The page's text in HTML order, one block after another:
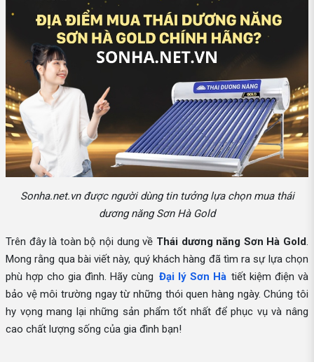
Sonha.net.vn được người dùng tin tưởng lựa chọn mua thái
dương năng Sơn Hà Gold
Trên đây là toàn bộ nội dung về Thái dương năng Sơn Hà Gold.
Mong rằng qua bài viết này, quý khách hàng đã tìm ra sự lựa chọn
phù hợp cho gia đình. Hãy cùng Đại lý Sơn Hà tiết kiệm điện và
bảo vệ môi trường ngay từ những thói quen hàng ngày. Chúng tôi
hy vọng mang lại những sản phẩm tốt nhất để phục vụ và nâng
cao chất lượng sống của gia đình bạn!